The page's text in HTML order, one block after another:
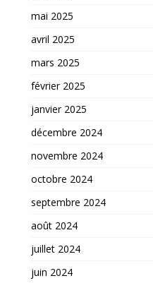
mai 2025
avril 2025
mars 2025
février 2025
janvier 2025
décembre 2024
novembre 2024
octobre 2024
septembre 2024
août 2024
juillet 2024
juin 2024